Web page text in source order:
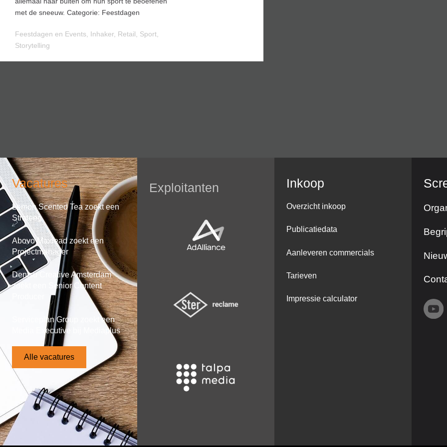
met de sneeuw. Categorie: Feestdagen
Feestdagen en Events Inhaker, Retail Sport
Storytelling
Vacatures
Lemon Scented Tea zoekt een
Strateeg
Abovo Maxlead zoekt een
Projectmanager
Dentsu Creative Amsterdam
zoekt een Senior Content
Serviceplan Group zoekt een
Media Executive bij Mediaplus
Alle vacatures
Exploitanten Inkoop
Overzicht inkoop
Publicatiedata
Aanleveren commercials
Tarieven
Impressie calculator